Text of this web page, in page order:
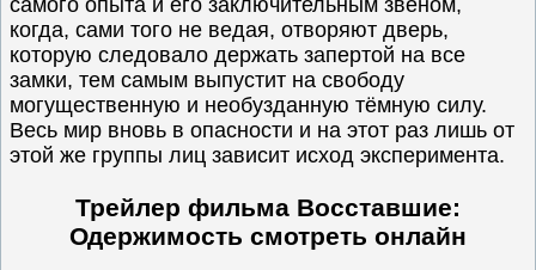
самого опыта и его заключительным звеном,
когда, сами того не ведая, отворяют дверь,
которую следовало держать запертой на все
замки, тем самым выпустит на свободу
могущественную и необузданную тёмную силу.
Весь мир вновь в опасности и на этот раз лишь от
этой же группы лиц зависит исход эксперимента.
Трейлер фильма Восставшие:
Одержимость смотреть онлайн